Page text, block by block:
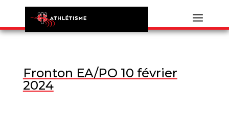
Fronton EA/PO 10 février
2024